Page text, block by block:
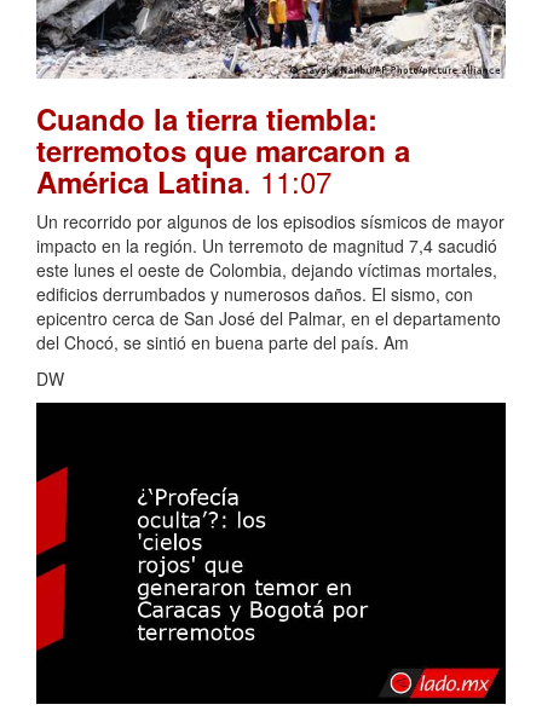
Cuando la tierra tiembla:
terremotos que marcaron a
América Latina. 11:07
Un recorrido por algunos de los episodios sísmicos de mayor
impacto en la región. Un terremoto de magnitud 7,4 sacudió
este lunes el oeste de Colombia, dejando víctimas mortales,
edificios derrumbados y numerosos daños. El sismo, con
epicentro cerca de San José del Palmar, en el departamento
del Chocó, se sintió en buena parte del país. Am
DW